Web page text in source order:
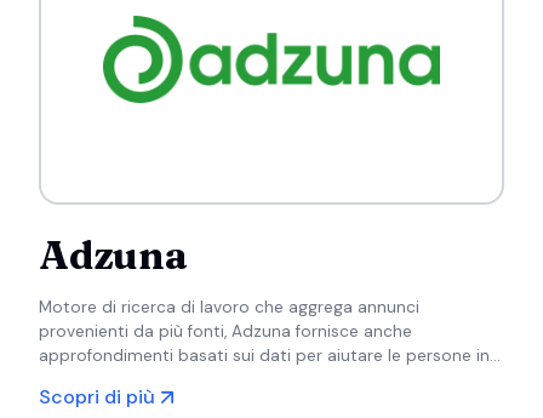
Adzuna
Motore di ricerca di lavoro che aggrega annunci
provenienti da più fonti, Adzuna fornisce anche
approfondimenti basati sui dati per aiutare le persone in
le aspettative salariali.
Scopri di più